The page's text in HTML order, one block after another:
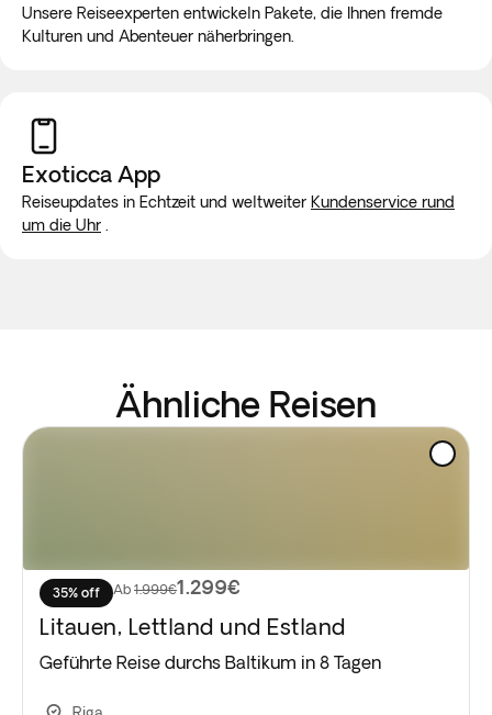
Unsere Reiseexperten entwickeln Pakete, die Ihnen fremde
Kulturen und Abenteuer näherbringen.
Exoticca App
Reiseupdates in Echtzeit und weltweiter Kundenservice rund
um die Uhr
Ähnliche Reisen
35% off Ab 1.999€1.299€
Litauen, Lettland und Estland
Geführte Reise durchs Baltikum in 8 Tagen